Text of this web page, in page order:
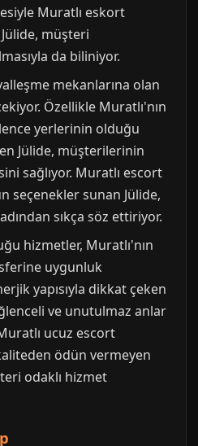
Muratlı eskort
müşteri
da biliniyor.
mekanlarına olan
Özellikle Muratlı'nın
yerlerinin olduğu
Jülide, müşterilerinin
sağlıyor. Muratlı escort
seçenekler sunan Jülide,
sıkça söz ettiriyor.
hizmetler, Muratlı'nın
uygunluk
yapısıyla dikkat çeken
ve unutulmaz anlar
ucuz escort
ödün vermeyen
odaklı hizmet